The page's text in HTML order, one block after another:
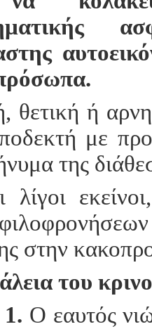
θετική ή
με
της
λίγοι
στην
του
Ο εαυτός